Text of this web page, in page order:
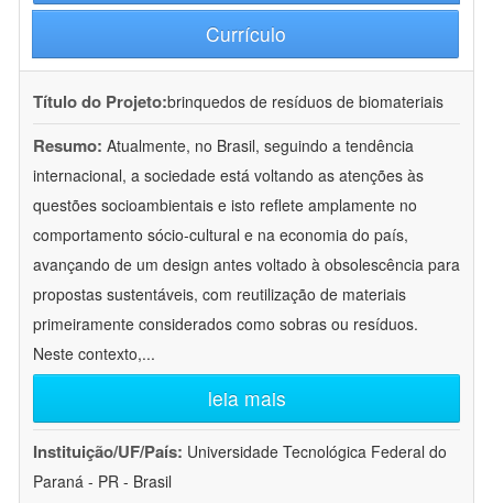
Currículo
Título do Projeto:brinquedos de resíduos de biomateriais
Resumo: Atualmente, no Brasil, seguindo a tendência
internacional, a sociedade está voltando as atenções às
questões socioambientais e isto reflete amplamente no
comportamento sócio-cultural e na economia do país,
avançando de um design antes voltado à obsolescência para
propostas sustentáveis, com reutilização de materiais
primeiramente considerados como sobras ou resíduos.
Neste contexto,...
leia mais
Instituição/UF/País: Universidade Tecnológica Federal do
Paraná - PR - Brasil